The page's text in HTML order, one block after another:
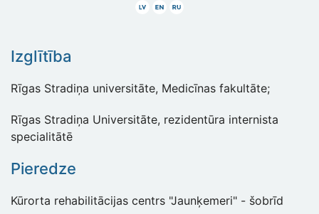
Latviski
AngliskiKrieviski
Izglītība
Rīgas Stradiņa universitāte, Medicīnas fakultāte;
Rīgas Stradiņa Universitāte, rezidentūra internista
specialitātē
Pieredze
Kūrorta rehabilitācijas centrs "Jaunķemeri" - šobrīd